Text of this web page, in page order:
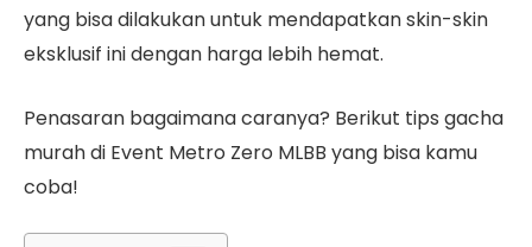
yang bisa dilakukan untuk mendapatkan skin-skin
eksklusif ini dengan harga lebih hemat.
Penasaran bagaimana caranya? Berikut tips gacha
murah di Event Metro Zero MLBB yang bisa kamu
coba!